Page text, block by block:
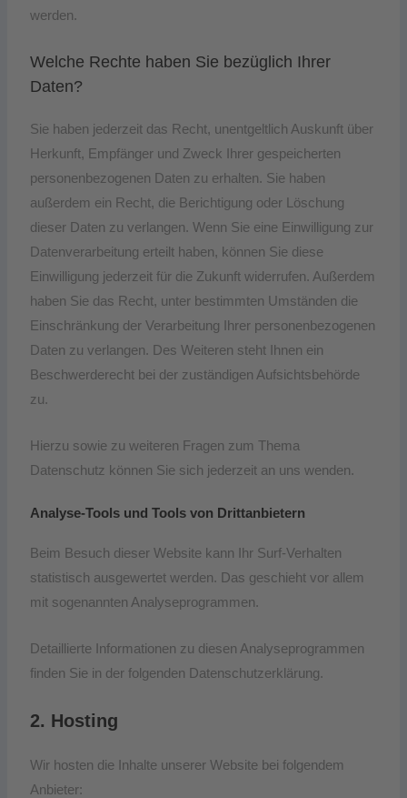
werden.
Welche Rechte haben Sie bezüglich Ihrer
Daten?
Sie haben jederzeit das Recht, unentgeltlich Auskunft über
Herkunft, Empfänger und Zweck Ihrer gespeicherten
personenbezogenen Daten zu erhalten. Sie haben
außerdem ein Recht, die Berichtigung oder Löschung
dieser Daten zu verlangen. Wenn Sie eine Einwilligung zur
Datenverarbeitung erteilt haben, können Sie diese
Einwilligung jederzeit für die Zukunft widerrufen. Außerdem
haben Sie das Recht, unter bestimmten Umständen die
Einschränkung der Verarbeitung Ihrer personenbezogenen
Daten zu verlangen. Des Weiteren steht Ihnen ein
Beschwerderecht bei der zuständigen Aufsichtsbehörde
zu.
Hierzu sowie zu weiteren Fragen zum Thema
Datenschutz können Sie sich jederzeit an uns wenden.
Analyse-Tools und Tools von Dritt­anbietern
Beim Besuch dieser Website kann Ihr Surf-Verhalten
statistisch ausgewertet werden. Das geschieht vor allem
mit sogenannten Analyseprogrammen.
Detaillierte Informationen zu diesen Analyseprogrammen
finden Sie in der folgenden Datenschutzerklärung.
2. Hosting
Wir hosten die Inhalte unserer Website bei folgendem
Anbieter: